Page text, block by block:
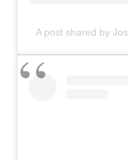
A post shared by